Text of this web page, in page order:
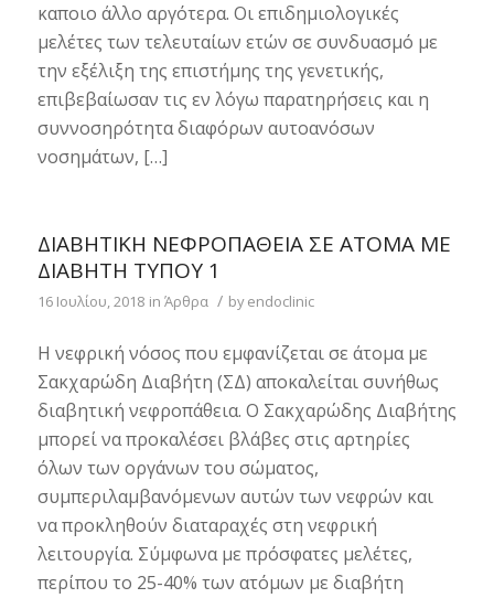
καποιο άλλο αργότερα. Οι επιδημιολογικές
μελέτες των τελευταίων ετών σε συνδυασμό με
την εξέλιξη της επιστήμης της γενετικής,
επιβεβαίωσαν τις εν λόγω παρατηρήσεις και η
συννοσηρότητα διαφόρων αυτοανόσων
νοσημάτων, […]
ΔΙΑΒΗΤΙΚΉ ΝΕΦΡΟΠΆΘΕΙΑ ΣΕ ΆΤΟΜΑ ΜΕ
ΔΙΑΒΉΤΗ ΤΎΠΟΥ 1
16 Ιουλίου, 2018 in Άρθρα / byendoclinic
Η νεφρική νόσος που εμφανίζεται σε άτομα με
Σακχαρώδη Διαβήτη (ΣΔ) αποκαλείται συνήθως
διαβητική νεφροπάθεια. Ο Σακχαρώδης Διαβήτης
μπορεί να προκαλέσει βλάβες στις αρτηρίες
όλων των οργάνων του σώματος,
συμπεριλαμβανόμενων αυτών των νεφρών και
να προκληθούν διαταραχές στη νεφρική
λειτουργία. Σύμφωνα με πρόσφατες μελέτες,
περίπου το 25-40% των ατόμων με διαβήτη